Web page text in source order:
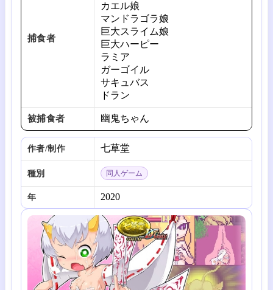
捕食者
カエル娘
マンドラゴラ娘
巨大スライム娘
巨大ハーピー
ラミア
ガーゴイル
サキュバス
ドラン
被捕食者 幽鬼ちゃん
作者/制作 七草堂
種別 同人ゲーム
年 2020